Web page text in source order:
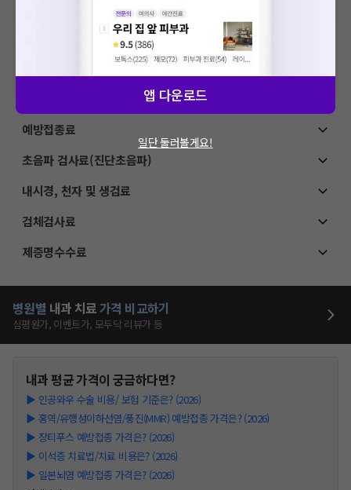
추가비용 등으로 실제 가격과 상이할 수 있으니, 정확
한 가격은 해당 의료기관에 직접 문의해주세요.
건강보험심사평가원에 고지되어 있는 급여 진료 기준 가
격입니다. (진료와 연관된 복합적인 비용이 추가되어, 병원마다 금액이 다르게
산정될 수 있는 점 참고 바랍니다.)
※ 이벤트가, 할인가는VAT 포함
예방접종료
초음파 검사료(진단초음파)
내시경, 천자 및 생검료
검체검사료
제증명수수료
병원별 내과 치료가격 비교하기
심평원가, 이벤트가, 모두닥 리뷰가 등
내과평균 가격이 궁금하다면?
▶ 인공와우 수술 비용/ 보험 기준은? (2026)
▶ 홍역/유행성이하선염/풍진(MMR) 예방접종 가격은? (2026)
▶ 장티푸스 예방접종 가격은? (2026)
▶ 이석증 치료법/치료 비용은? (2026)
▶ 일본뇌염 예방접종 가격은? (2026)
앱 다운로드
일단 둘러볼게요!